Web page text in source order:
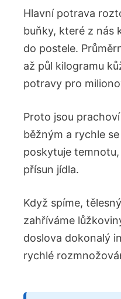
Hlavní potrava
buňky, které z nás
do postele.
až půl kilogramu
potravy pro
Proto jsou
běžným a rychle
poskytuje
přísun jídla.
Když spíme,
zahříváme
doslova dokonalý
rychlé